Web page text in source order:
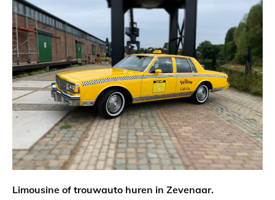
Limousine of trouwauto huren in Zevenaar.